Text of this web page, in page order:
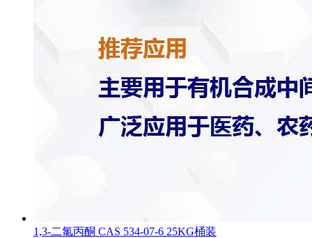
1,3-二氯丙酮 CAS 534-07-6 25KG桶装